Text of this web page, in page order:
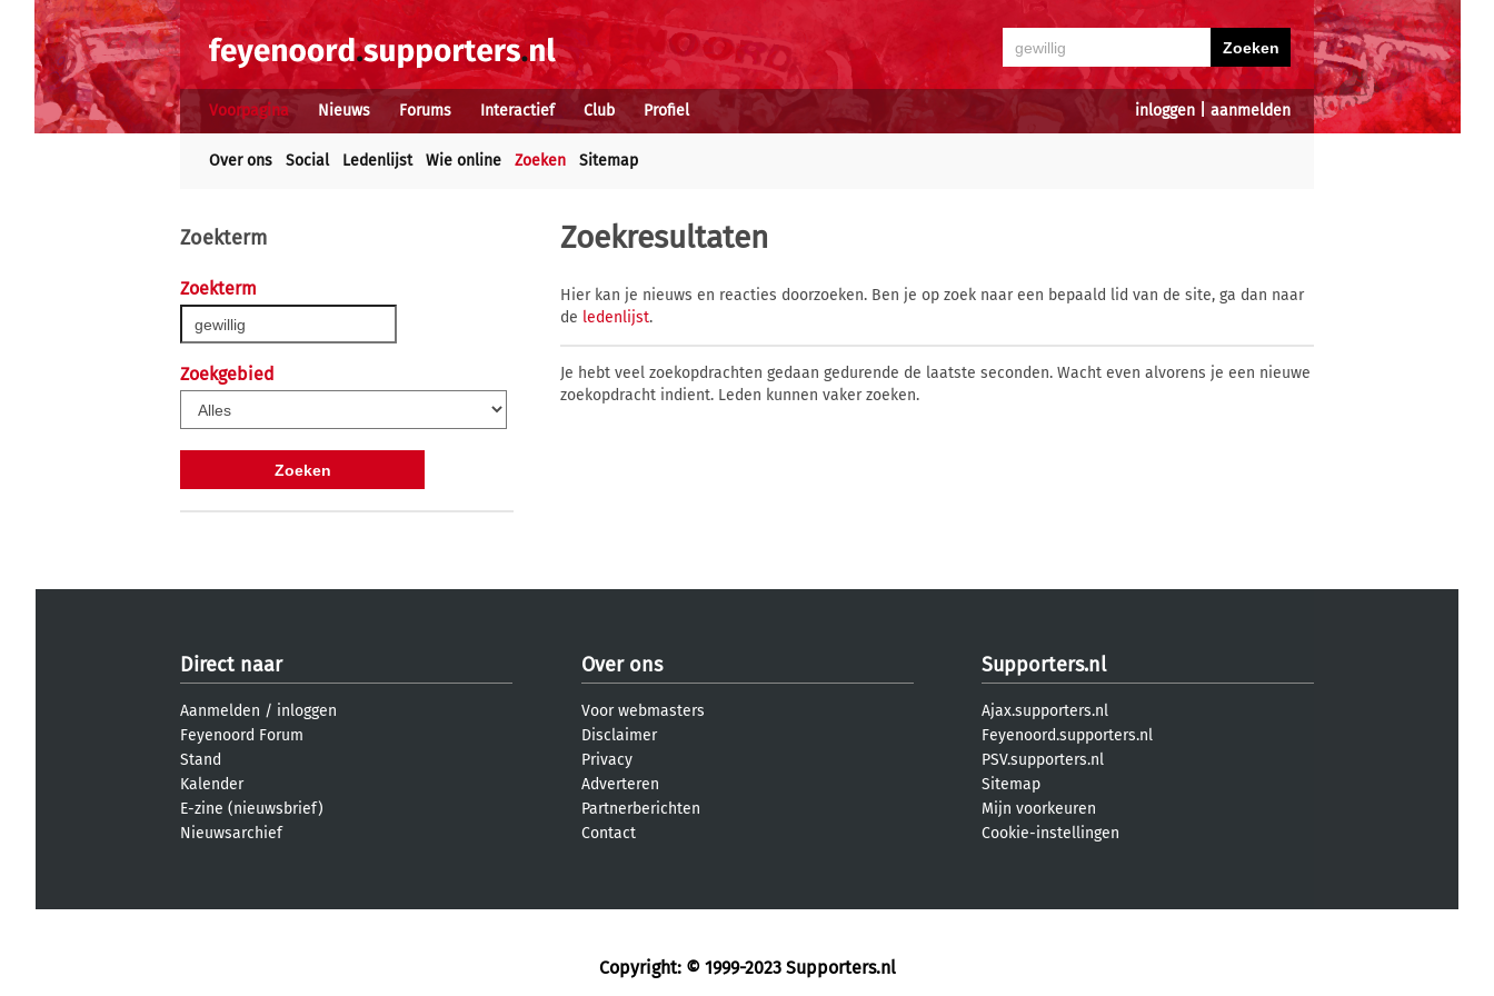
inloggen aanmelden
Voorpagina Nieuws Forums Interactief Club Profiel
Over ons Social Ledenlijst Wie online Zoeken Sitemap
Zoekterm
Zoekterm
Zoekgebied
Zoekresultaten
Hier kan je nieuws en reacties doorzoeken. Ben je op zoek naar een bepaald lid van de site, ga dan naar
de ledenlijst.
Je hebt veel zoekopdrachten gedaan gedurende de laatste seconden. Wacht even alvorens je een nieuwe
zoekopdracht indient. Leden kunnen vaker zoeken.
Direct naar
Aanmelden / inloggen
Feyenoord Forum
Stand
Kalender
E-zine (nieuwsbrief)
Nieuwsarchief
Over ons
Voor webmasters
Disclaimer
Privacy
Adverteren
Partnerberichten
Contact
Supporters.nl
Ajax.supporters.nl
Feyenoord.supporters.nl
PSV.supporters.nl
Sitemap
Mijn voorkeuren
Cookie-instellingen
Copyright: © 1999-2023 Supporters.nl